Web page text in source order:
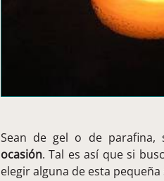
Sean de gel o de parafina,
ocasión. Tal es así que si
elegir alguna de esta pequeña